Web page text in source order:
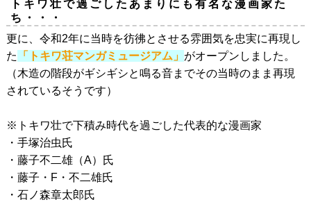
トキワ壮で過ごしたあまりにも有名な漫画家た
ち・・・
更に、令和2年に当時を彷彿とさせる雰囲気を忠実に再現し
た
「トキワ荘マンガミュージアム」 がオープンしました。
（木造の階段がギシギシと鳴る音までその当時のまま再現
されているそうです）
※トキワ壮で下積み時代を過ごした代表的な漫画家
・手塚治虫氏
・藤子不二雄（A）氏
・藤子・F・不二雄氏
・石ノ森章太郎氏